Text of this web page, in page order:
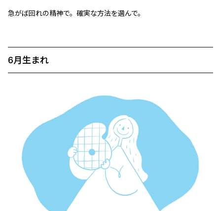
急がば回れの精神で。確実な方法を選んで。
6月生まれ